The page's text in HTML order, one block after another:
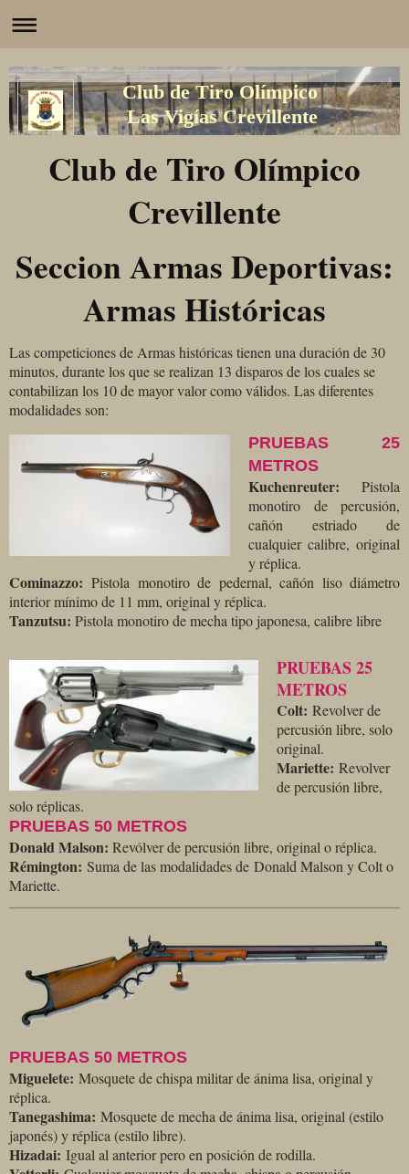
Club de Tiro Olímpico
Las Vigías Crevillente
Club de Tiro Olímpico
Crevillente
Seccion Armas Deportivas:
Armas Históricas
Las competiciones de Armas históricas tienen una duración de 30
minutos, durante los que se realizan 13 disparos de los cuales se
contabilizan los 10 de mayor valor como válidos. Las diferentes
modalidades son:
PRUEBAS 25
METROS
Kuchenreuter: Pistola
monotiro de percusión,
cañón estriado de
cualquier calibre, original
y réplica.
Cominazzo: Pistola monotiro de pedernal, cañón liso diámetro
interior mínimo de 11 mm, original y réplica.
Tanzutsu: Pistola monotiro de mecha tipo japonesa, calibre libre
PRUEBAS 25
METROS
Colt: Revolver de
percusión libre, solo
original.
Mariette: Revolver
de percusión libre,
solo réplicas.
PRUEBAS 50 METROS
Donald Malson: Revólver de percusión libre, original o réplica.
Rémington: Suma de las modalidades de Donald Malson y Colt o
Mariette.
PRUEBAS 50 METROS
Miguelete: Mosquete de chispa militar de ánima lisa, original y
réplica.
Tanegashima: Mosquete de mecha de ánima lisa, original (estilo
japonés) y réplica (estilo libre).
Hizadai: Igual al anterior pero en posición de rodilla.